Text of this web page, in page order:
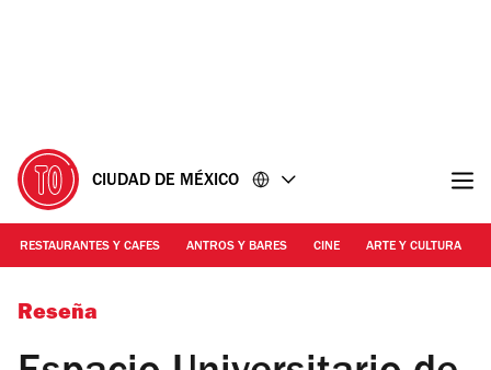
CIUDAD DE MÉXICO
RESTAURANTES Y CAFES ANTROS Y BARES CINE ARTE Y CULTURA
Marianela Trueba
Reseña